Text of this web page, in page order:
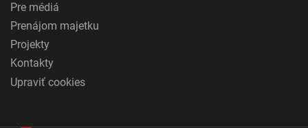
Pre médiá
Prenájom majetku
Projekty
Kontakty
Upraviť cookies